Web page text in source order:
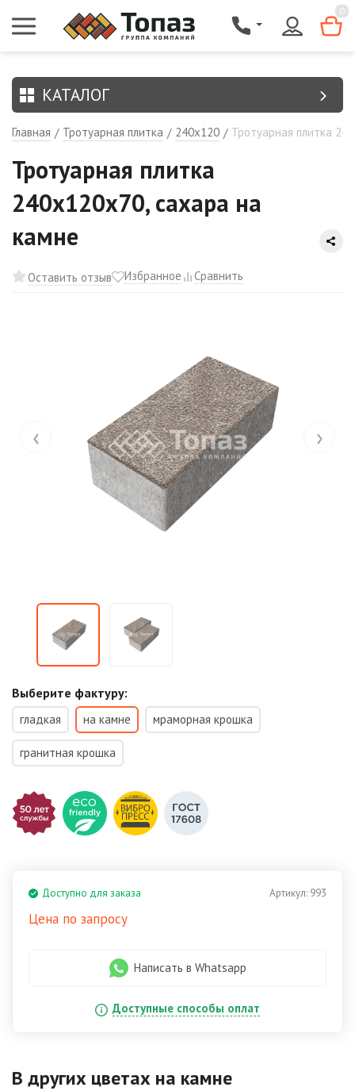
0
КАТАЛОГ
Главная / Тротуарная плитка / 240х120 / Тротуарная плитка
Тротуарная плитка
240х120х70, сахара на
камне
Оставить отзыв Избранное Сравнить
‹ ›
Выберите фактуру:
гладкая на камне мраморная крошка
гранитная крошка
Артикул: 993
Доступно для заказа
Цена по запросу
Написать в Whatsapp
Доступные способы оплат
В других цветах на камне